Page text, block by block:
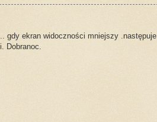
gdy ekran widoczności mniejszy .następuje
Dobranoc.